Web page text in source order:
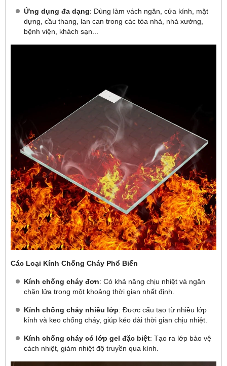
Ứng dụng đa dạng: Dùng làm vách ngăn, cửa kính, mặt
dựng, cầu thang, lan can trong các tòa nhà, nhà xưởng,
bệnh viện, khách sạn...
Các Loại Kính Chống Cháy Phổ Biến
Kính chống cháy đơn: Có khả năng chịu nhiệt và ngăn
chặn lửa trong một khoảng thời gian nhất định.
Kính chống cháy nhiều lớp: Được cấu tạo từ nhiều lớp
kính và keo chống cháy, giúp kéo dài thời gian chịu nhiệt.
Kính chống cháy có lớp gel đặc biệt: Tạo ra lớp bảo vệ
cách nhiệt, giảm nhiệt độ truyền qua kính.